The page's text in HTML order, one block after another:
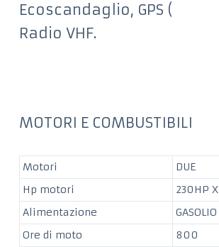
Ecoscandaglio,
Radio VHF.
MOTORI E COMBUSTIBILI
Motori
DUE
Hp motori
230HP
Alimentazione
GASOLIO
Ore di moto
800